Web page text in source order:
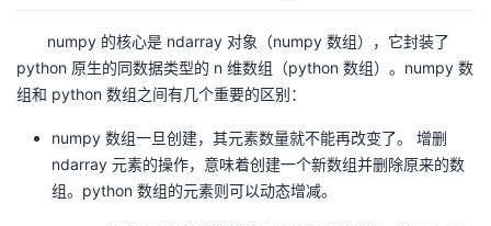
藏
议
numpy 的核心是 ndarray 对象（numpy 数组），它封装了
python 原生的同数据类型的 n 维数组（python 数组）。numpy 数
组和 python 数组之间有几个重要的区别：
numpy 数组一旦创建，其元素数量就不能再改变了。 增删
ndarray 元素的操作，意味着创建一个新数组并删除原来的数
组。python 数组的元素则可以动态增减。